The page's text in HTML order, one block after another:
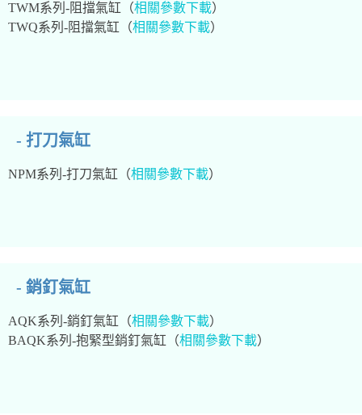
TWM系列-阻擋氣缸（相關參數下載）
TWQ系列-阻擋氣缸（相關參數下載）
- 打刀氣缸
NPM系列-打刀氣缸（相關參數下載）
- 銷釘氣缸
AQK系列-銷釘氣缸（相關參數下載）
BAQK系列-抱緊型銷釘氣缸（相關參數下載）